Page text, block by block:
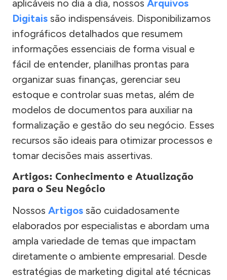
aplicáveis no dia a dia, nossos Arquivos
Digitais são indispensáveis. Disponibilizamos
infográficos detalhados que resumem
informações essenciais de forma visual e
fácil de entender, planilhas prontas para
organizar suas finanças, gerenciar seu
estoque e controlar suas metas, além de
modelos de documentos para auxiliar na
formalização e gestão do seu negócio. Esses
recursos são ideais para otimizar processos e
tomar decisões mais assertivas.
Artigos: Conhecimento e Atualização
para o Seu Negócio
Nossos Artigos são cuidadosamente
elaborados por especialistas e abordam uma
ampla variedade de temas que impactam
diretamente o ambiente empresarial. Desde
estratégias de marketing digital até técnicas